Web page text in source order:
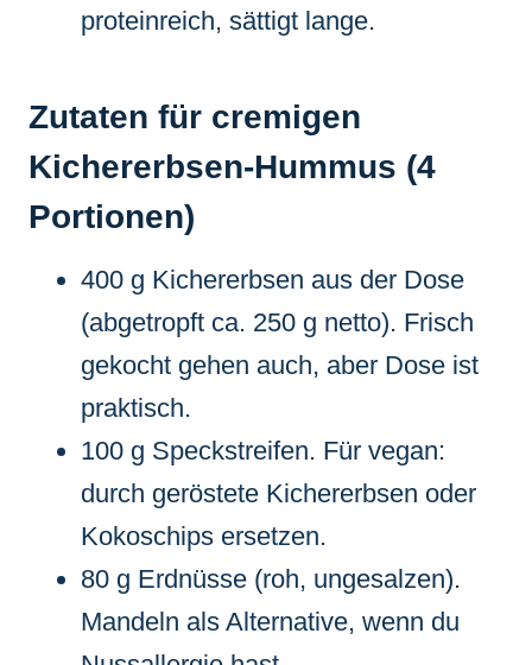
proteinreich, sättigt lange.
Zutaten für cremigen
Kichererbsen-Hummus (4
Portionen)
400 g Kichererbsen aus der Dose
(abgetropft ca. 250 g netto). Frisch
gekocht gehen auch, aber Dose ist
praktisch.
100 g Speckstreifen. Für vegan:
durch geröstete Kichererbsen oder
Kokoschips ersetzen.
80 g Erdnüsse (roh, ungesalzen).
Mandeln als Alternative, wenn du